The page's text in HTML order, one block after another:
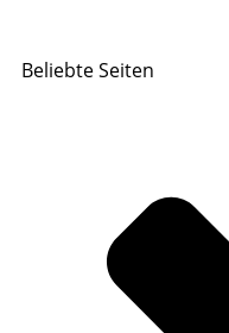
Beliebte Seiten